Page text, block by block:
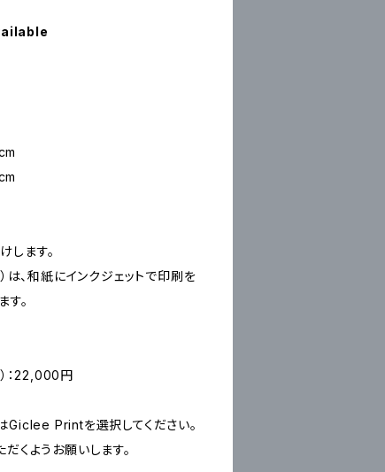
ます。
、和紙にインクジェットで印刷を
。
：22,000円
Printを選択してください。
くようお願いします。